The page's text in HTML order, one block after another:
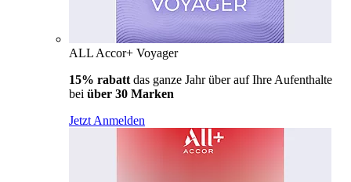
ALL Accor+ Voyager
15% rabatt das ganze Jahr über auf Ihre Aufenthalte
bei über 30 Marken
Jetzt Anmelden